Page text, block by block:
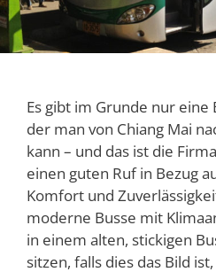
Es gibt im Grunde nur
der man von Chiang Mai
kann – und das ist die Firma
einen guten Ruf in Bezug
Komfort und
moderne Busse mit
in einem alten, stickigen
sitzen, falls dies das Bild